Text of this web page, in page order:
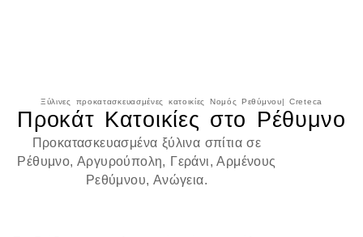
Ξύλινες προκατασκευασμένες κατοικίες Νομός Ρεθύμνου| Creteca
Προκάτ Κατοικίες στο Ρέθυμνο
Προκατασκευασμένα ξύλινα σπίτια σε
Ρέθυμνο, Αργυρούπολη, Γεράνι, Αρμένους
Ρεθύμνου, Ανώγεια.